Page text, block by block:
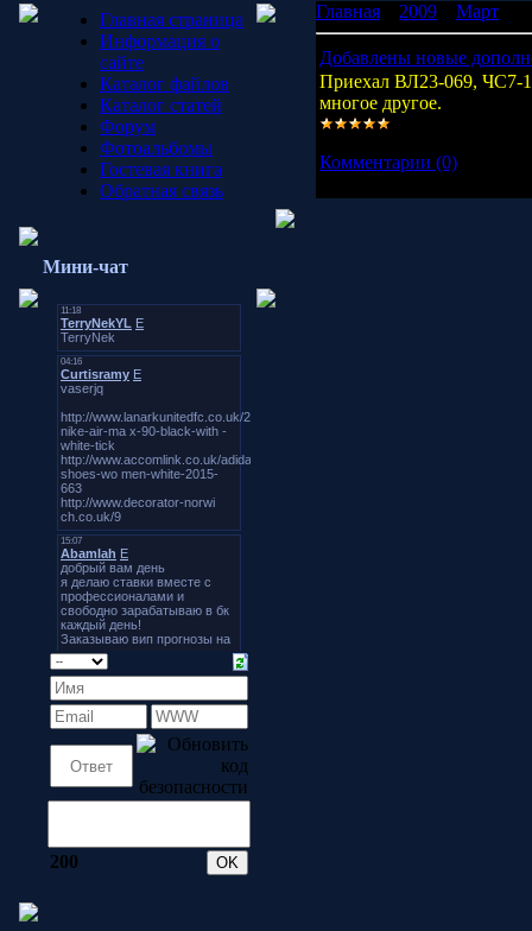
Главная страница
Информация о
сайте
Каталог файлов
Каталог статей
Форум
Фотоальбомы
Гостевая книга
Обратная связь
Мини-чат
200
Главная 2009 Март
Добавлены новые
Приехал ВЛ23-069, ЧС7-
многое другое.
Комментарии (0)